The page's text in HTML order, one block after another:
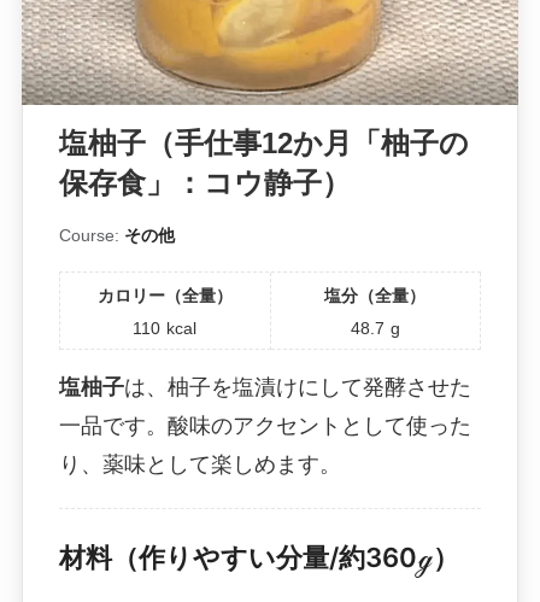
塩柚子（手仕事12か月「柚子の
保存食」：コウ静子）
Course: その他
カロリー（全量）
110 kcal
塩分（全量）
48.7 g
塩柚子は、柚子を塩漬けにして発酵させた
一品です。酸味のアクセントとして使った
り、薬味として楽しめます。
材料（作りやすい分量/約360ℊ）